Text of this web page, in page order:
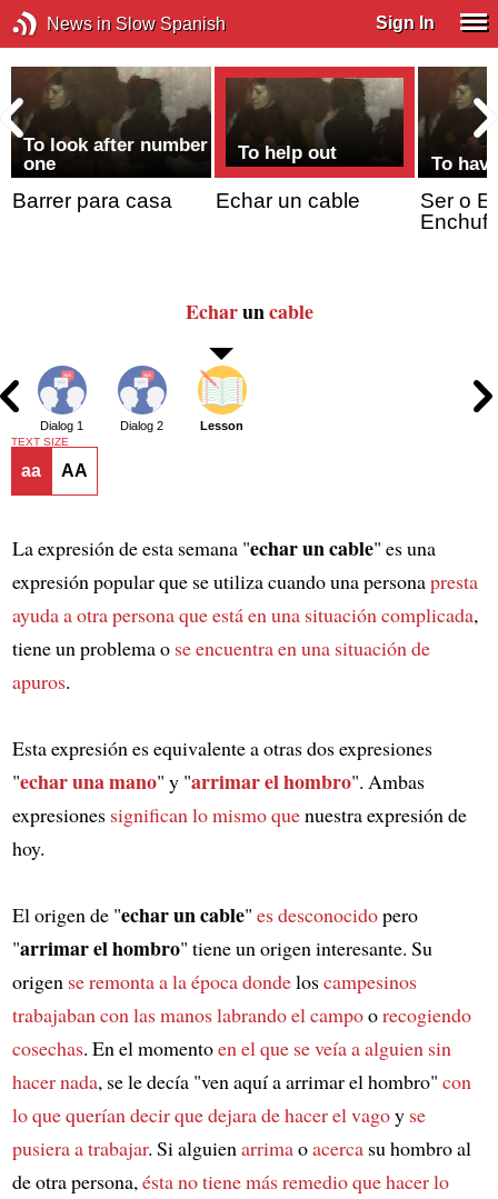
News in Slow Spanish Sign In
To look after number
one
Barrer para casa
To help out
Echar un cable
To
Ser o
Echaruncable
Dialog 1 Dialog 2 Lesson
TEXT SIZE
aa AA
La expresión de esta semana "echar un cable" es una
expresión popular que se utiliza cuando una personapresta
ayuda a otra personaque está en una situación complicada,
tiene un problema o se encuentra en una situación de
apuros.
Esta expresión es equivalente a otras dos expresiones
"echar una mano" y "arrimar el hombro". Ambas
expresiones significan lo mismo quenuestra expresión de
hoy.
El origen de "echar un cable" es desconocidopero
"arrimar el hombro" tiene un origen interesante. Su
origen se remonta a la época dondeloscampesinos
trabajaban con las manoslabrando el campoorecogiendo
cosechas. En el momentoen el que se veía a alguien sin
hacer nada, se le decía "ven aquí a arrimar el hombro" con
lo que querían decir quedejara de hacer el vagoy se
pusiera a trabajar. Si alguien arrimaoacercasu hombro al
de otra persona, ésta no tiene más remedio quehacer lo